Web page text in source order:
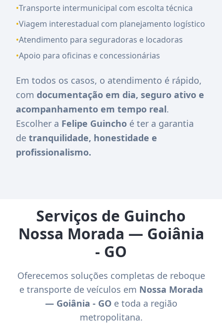
•Transporte intermunicipal com escolta técnica
•Viagem interestadual com planejamento logístico
•Atendimento para seguradoras e locadoras
•Apoio para oficinas e concessionárias
Em todos os casos, o atendimento é rápido,
com documentação em dia, seguro ativo e
acompanhamento em tempo real.
Escolher a Felipe Guincho é ter a garantia
de tranquilidade, honestidade e
profissionalismo.
Serviços de Guincho
Nossa Morada — Goiânia
- GO
Oferecemos soluções completas de reboque
e transporte de veículos em Nossa Morada
— Goiânia - GOe toda a região
metropolitana.